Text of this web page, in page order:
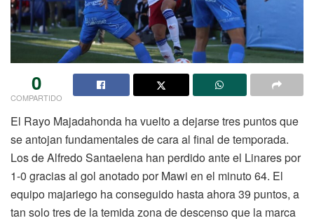
0
COMPARTIDO
El Rayo Majadahonda ha vuelto a dejarse tres puntos que
se antojan fundamentales de cara al final de temporada.
Los de Alfredo Santaelena han perdido ante el Linares por
1-0 gracias al gol anotado por Mawi en el minuto 64. El
equipo majariego ha conseguido hasta ahora 39 puntos, a
tan solo tres de la temida zona de descenso que la marca